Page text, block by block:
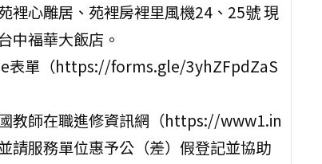
裡心雕居、苑裡房裡里風機24、25號 現
中福華大飯店。
表單（https://forms.gle/3yhZFpdZaS
教師在職進修資訊網（https://www1.in
服務單位惠予公（差）假登記並協助